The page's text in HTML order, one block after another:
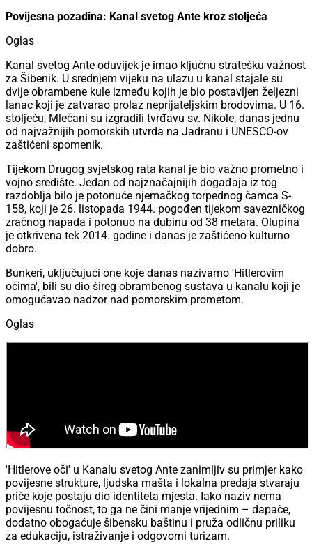
Povijesna pozadina: Kanal svetog Ante kroz stoljeća
Oglas
Kanal svetog Ante oduvijek je imao ključnu stratešku važnost
za Šibenik. U srednjem vijeku na ulazu u kanal stajale su
dvije obrambene kule između kojih je bio postavljen željezni
lanac koji je zatvarao prolaz neprijateljskim brodovima. U 16.
stoljeću, Mlečani su izgradili tvrđavu sv. Nikole, danas jednu
od najvažnijih pomorskih utvrda na Jadranu i UNESCO-ov
zaštićeni spomenik.
Tijekom Drugog svjetskog rata kanal je bio važno prometno i
vojno središte. Jedan od najznačajnijih događaja iz tog
razdoblja bilo je potonuće njemačkog torpednog čamca S-
158, koji je 26. listopada 1944. pogođen tijekom savezničkog
zračnog napada i potonuo na dubinu od 38 metara. Olupina
je otkrivena tek 2014. godine i danas je zaštićeno kulturno
dobro.
Bunkeri, uključujući one koje danas nazivamo 'Hitlerovim
očima', bili su dio šireg obrambenog sustava u kanalu koji je
omogućavao nadzor nad pomorskim prometom.
Oglas
'Hitlerove oči' u Kanalu svetog Ante zanimljiv su primjer kako
povijesne strukture, ljudska mašta i lokalna predaja stvaraju
priče koje postaju dio identiteta mjesta. Iako naziv nema
povijesnu točnost, to ga ne čini manje vrijednim – dapače,
dodatno obogaćuje šibensku baštinu i pruža odličnu priliku
za edukaciju, istraživanje i odgovorni turizam.